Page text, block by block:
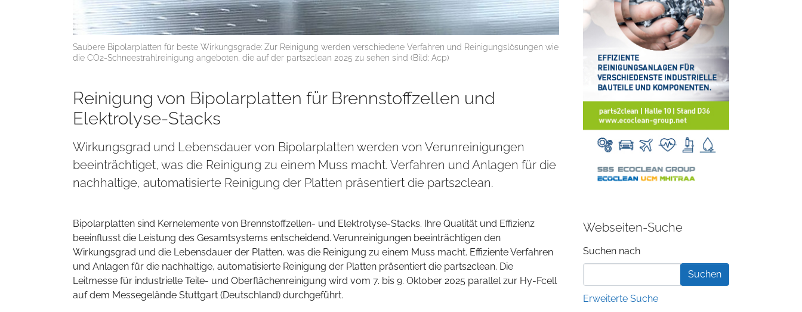
Saubere Bipolarplatten für beste Wirkungsgrade: Zur Reinigung werden verschiedene Verfahren und Reinigungslösungen wie
die CO2-Schneestrahlreinigung angeboten, die auf der parts2clean 2025 zu sehen sind (Bild: Acp)
Reinigung von Bipolarplatten für Brennstoffzellen und
Elektrolyse-Stacks
Wirkungsgrad und Lebensdauer von Bipolarplatten werden von Verunreinigungen
beeinträchtiget, was die Reinigung zu einem Muss macht. Verfahren und Anlagen für die
nachhaltige, automatisierte Reinigung der Platten präsentiert die parts2clean.
Bipolarplatten sind Kernelemente von Brennstoffzellen- und Elektrolyse-Stacks. Ihre Qualität und Effizienz
beeinflusst die Leistung des Gesamtsystems entscheidend. Verunreinigungen beeinträchtigen den
Wirkungsgrad und die Lebensdauer der Platten, was die Reinigung zu einem Muss macht. Effiziente Verfahren
und Anlagen für die nachhaltige, automatisierte Reinigung der Platten präsentiert die parts2clean. Die
Leitmesse für industrielle Teile- und Oberflächenreinigung wird vom 7. bis 9. Oktober 2025 parallel zur Hy-Fcell
auf dem Messegelände Stuttgart (Deutschland) durchgeführt.
Webseiten-Suche
Suchformular
Suchen nach
Erweiterte Suche